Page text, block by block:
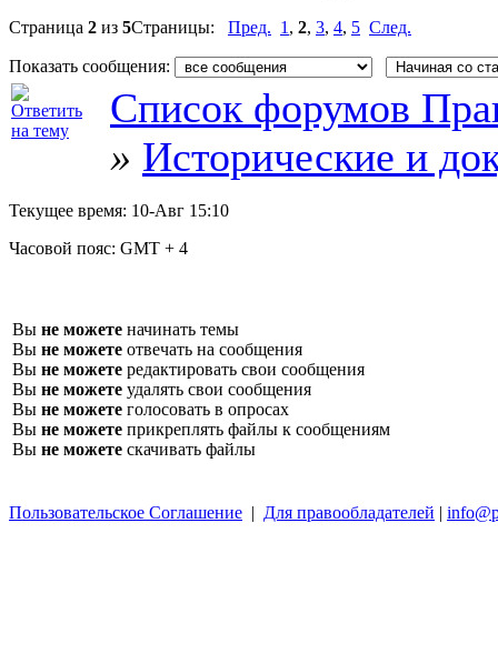
Страница 2 из 5Страницы: Пред. 1 , 2, 3, 4, 5 След.
Показать сообщения:
Список форумов
» Исторические и
Текущее время: 10-Авг 15:10
Часовой пояс: GMT + 4
Вы не можете начинать темы
Вы не можете отвечать на сообщения
Вы не можете редактировать свои сообщения
Вы не можете удалять свои сообщения
Вы не можете голосовать в опросах
Вы не можете прикреплять файлы к сообщениям
Вы не можете скачивать файлы
Пользовательское Соглашение | Для правообладателей |